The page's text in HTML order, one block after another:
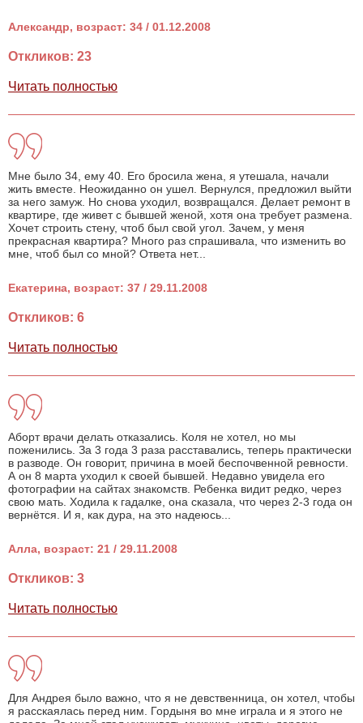
Александр, возраст: 34 / 01.12.2008
Откликов: 23
Читать полностью
Мне было 34, ему 40. Его бросила жена, я утешала, начали
жить вместе. Неожиданно он ушел. Вернулся, предложил выйти
за него замуж. Но снова уходил, возвращался. Делает ремонт в
квартире, где живет с бывшей женой, хотя она требует размена.
Хочет строить стену, чтоб был свой угол. Зачем, у меня
прекрасная квартира? Много раз спрашивала, что изменить во
мне, чтоб был со мной? Ответа нет...
Екатерина, возраст: 37 / 29.11.2008
Откликов: 6
Читать полностью
Аборт врачи делать отказались. Коля не хотел, но мы
поженились. За 3 года 3 раза расставались, теперь практически
в разводе. Он говорит, причина в моей беспочвенной ревности.
А он 8 марта уходил к своей бывшей. Недавно увидела его
фотографии на сайтах знакомств. Ребенка видит редко, через
свою мать. Ходила к гадалке, она сказала, что через 2-3 года он
вернётся. И я, как дура, на это надеюсь...
Алла, возраст: 21 / 29.11.2008
Откликов: 3
Читать полностью
Для Андрея было важно, что я не девственница, он хотел, чтобы
я расскаялась перед ним. Гордыня во мне играла и я этого не